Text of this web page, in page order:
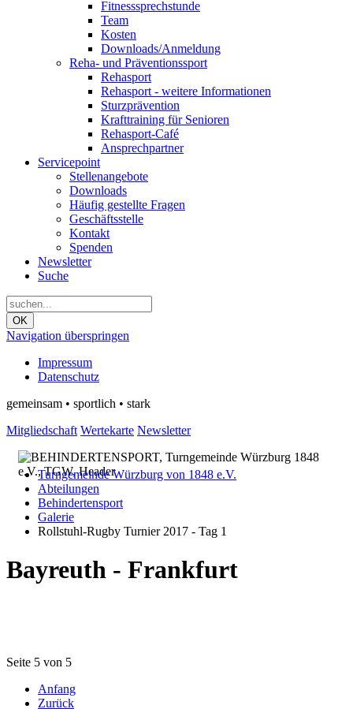
Fitnesssprechstunde
Team
Kosten
Downloads/Anmeldung
Reha- und Präventionssport
Rehasport
Rehasport - weitere Informationen
Sturzprävention
Krafttraining für Senioren
Rehasport-Café
Ansprechpartner
Servicepoint
Stellenangebote
Downloads
Häufig gestellte Fragen
Geschäftsstelle
Kontakt
Spenden
Newsletter
Suche
OK
Navigation überspringen
Impressum
Datenschutz
gemeinsam • sportlich • stark
Mitgliedschaft Wertekarte Newsletter
Turngemeinde Würzburg von 1848 e.V.
Abteilungen
Behindertensport
Galerie
Rollstuhl-Rugby Turnier 2017 - Tag 1
Bayreuth - Frankfurt
Seite 5 von 5
Anfang
Zurück